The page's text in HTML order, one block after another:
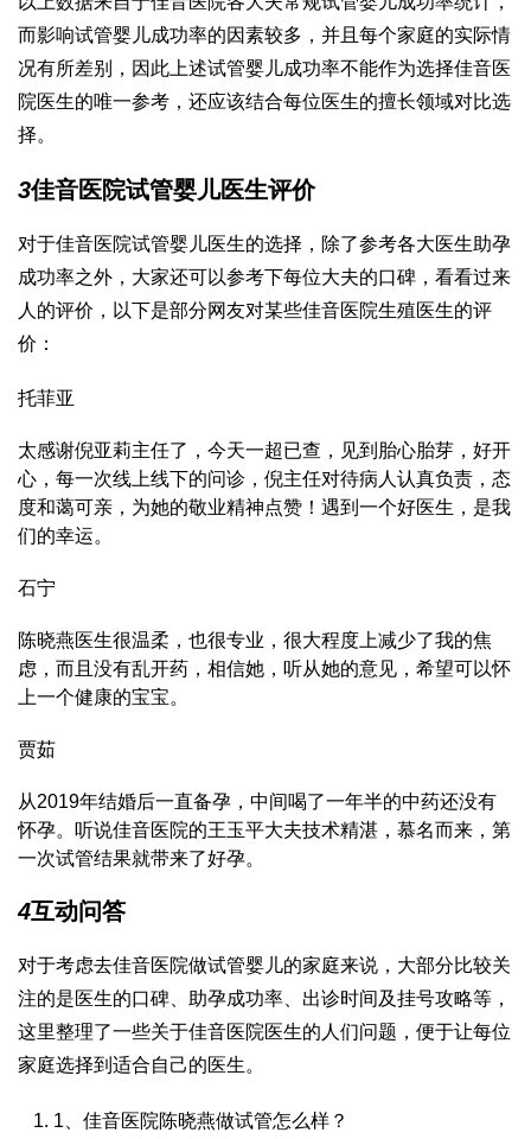
而影响试管婴儿成功率的因素较多，并且每个家庭的实际情
况有所差别，因此上述试管婴儿成功率不能作为选择佳音医
院医生的唯一参考，还应该结合每位医生的擅长领域对比选
择。
3佳音医院试管婴儿医生评价
对于佳音医院试管婴儿医生的选择，除了参考各大医生助孕
成功率之外，大家还可以参考下每位大夫的口碑，看看过来
人的评价，以下是部分网友对某些佳音医院生殖医生的评
价：
托菲亚
太感谢倪亚莉主任了，今天一超已查，见到胎心胎芽，好开
心，每一次线上线下的问诊，倪主任对待病人认真负责，态
度和蔼可亲，为她的敬业精神点赞！遇到一个好医生，是我
们的幸运。
石宁
陈晓燕医生很温柔，也很专业，很大程度上减少了我的焦
虑，而且没有乱开药，相信她，听从她的意见，希望可以怀
上一个健康的宝宝。
贾茹
从2019年结婚后一直备孕，中间喝了一年半的中药还没有
怀孕。听说佳音医院的王玉平大夫技术精湛，慕名而来，第
一次试管结果就带来了好孕。
4互动问答
对于考虑去佳音医院做试管婴儿的家庭来说，大部分比较关
注的是医生的口碑、助孕成功率、出诊时间及挂号攻略等，
这里整理了一些关于佳音医院医生的人们问题，便于让每位
家庭选择到适合自己的医生。
1、佳音医院陈晓燕做试管怎么样？